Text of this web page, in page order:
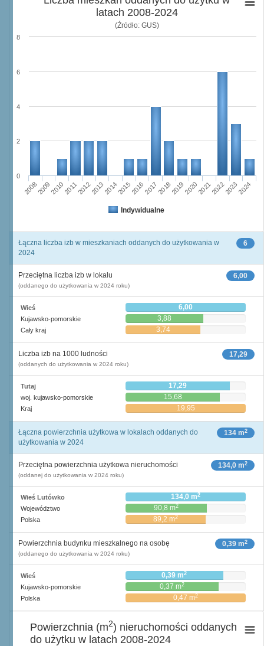
latach 2008-2024
(Źródło: GUS)
Indywidualne
20082009201020112012201320142015201620172018201920202021202220232024
0
2
4
6
8
6
Łączna liczba izb w mieszkaniach oddanych do użytkowania w
2024
6,00
Przeciętna liczba izb w lokalu
(oddanego do użytkowania w 2024 roku)
Wieś 6,00
Kujawsko-pomorskie 3,88
Cały kraj 3,74
17,29
Liczba izb na 1000 ludności
(oddanych do użytkowania w 2024 roku)
Tutaj 17,29
woj. kujawsko-pomorskie 15,68
Kraj 19,95
134 m2
Łączna powierzchnia użytkowa w lokalach oddanych do
użytkowania w 2024
134,0 m2
Przeciętna powierzchnia użytkowa nieruchomości
(oddanej do użytkowania w 2024 roku)
Wieś Lutówko 134,0 m2
Województwo 90,8 m2
Polska 89,2 m2
0,39 m2
Powierzchnia budynku mieszkalnego na osobę
(oddanego do użytkowania w 2024 roku)
Wieś 0,39 m2
Kujawsko-pomorskie 0,37 m2
Polska 0,47 m2
Powierzchnia (m2) nieruchomości oddanych
do użytku w latach 2008-2024